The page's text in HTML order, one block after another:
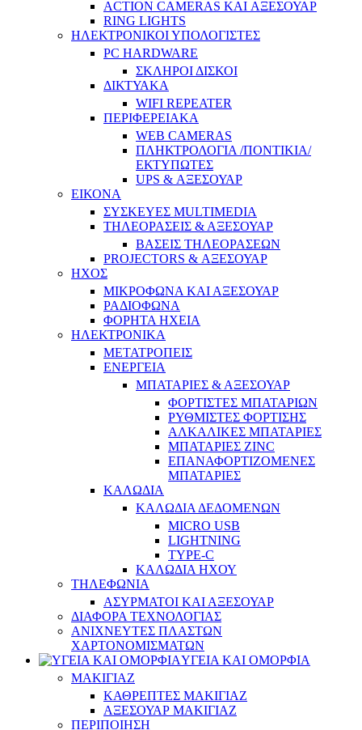
ACTION CAMERAS KAI ΑΞΕΣΟΥΑΡ
RING LIGHTS
ΗΛΕΚΤΡΟΝΙΚΟΙ ΥΠΟΛΟΓΙΣΤΕΣ
PC HARDWARE
ΣΚΛΗΡΟΙ ΔΙΣΚΟΙ
ΔΙΚΤΥΑΚΑ
WIFI REPEATER
ΠΕΡΙΦΕΡΕΙΑΚΑ
WEB CAMERAS
ΠΛΗΚΤΡΟΛΟΓΙΑ /ΠΟΝΤΙΚΙΑ/
ΕΚΤΥΠΩΤΕΣ
UPS & ΑΞΕΣΟΥΑΡ
ΕΙΚΟΝΑ
ΣΥΣΚΕΥΕΣ MULTIMEDIA
ΤΗΛΕΟΡΑΣΕΙΣ & ΑΞΕΣΟΥΑΡ
ΒΑΣΕΙΣ ΤΗΛΕΟΡΑΣΕΩΝ
PROJECTORS & ΑΞΕΣΟΥΑΡ
ΗΧΟΣ
ΜΙΚΡΟΦΩΝΑ ΚΑΙ ΑΞΕΣΟΥΑΡ
ΡΑΔΙΟΦΩΝΑ
ΦΟΡΗΤΑ ΗΧΕΙΑ
ΗΛΕΚΤΡΟΝΙΚΑ
ΜΕΤΑΤΡΟΠΕΙΣ
ΕΝΕΡΓΕΙΑ
ΜΠΑΤΑΡΙΕΣ & ΑΞΕΣΟΥΑΡ
ΦΟΡΤΙΣΤΕΣ ΜΠΑΤΑΡΙΩΝ
ΡΥΘΜΙΣΤΕΣ ΦΟΡΤΙΣΗΣ
ΑΛΚΑΛΙΚΕΣ ΜΠΑΤΑΡΙΕΣ
ΜΠΑΤΑΡΙΕΣ ZINC
ΕΠΑΝΑΦΟΡΤΙΖΟΜΕΝΕΣ
ΜΠΑΤΑΡΙΕΣ
ΚΑΛΩΔΙΑ
ΚΑΛΩΔΙΑ ΔΕΔΟΜΕΝΩΝ
MICRO USB
LIGHTNING
TYPE-C
ΚΑΛΩΔΙΑ ΗΧΟΥ
ΤΗΛΕΦΩΝΙΑ
ΑΣΥΡΜΑΤΟΙ ΚΑΙ ΑΞΕΣΟΥΑΡ
ΔΙΑΦΟΡΑ ΤΕΧΝΟΛΟΓΙΑΣ
ΑΝΙΧΝΕΥΤΕΣ ΠΛΑΣΤΩΝ
ΧΑΡΤΟΝΟΜΙΣΜΑΤΩΝ
ΥΓΕΙΑ ΚΑΙ ΟΜΟΡΦΙΑ
ΜΑΚΙΓΙΑΖ
ΚΑΘΡΕΠΤΕΣ ΜΑΚΙΓΙΑΖ
ΑΞΕΣΟΥΑΡ ΜΑΚΙΓΙΑΖ
ΠΕΡΙΠΟΙΗΣΗ